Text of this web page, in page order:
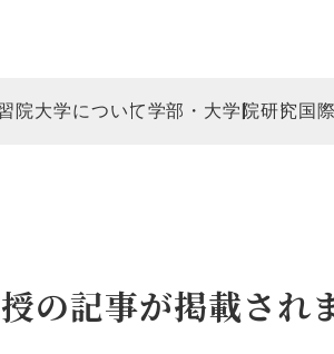
院大学について学部・大学院研究国
の記事が掲載され